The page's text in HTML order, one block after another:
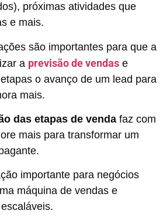
próximas atividades que
e mais.
são importantes para que a
a previsão de vendas e
o avanço de um lead para
mais.
das etapas de venda faz com
mais para transformar um
importante para negócios
máquina de vendas e